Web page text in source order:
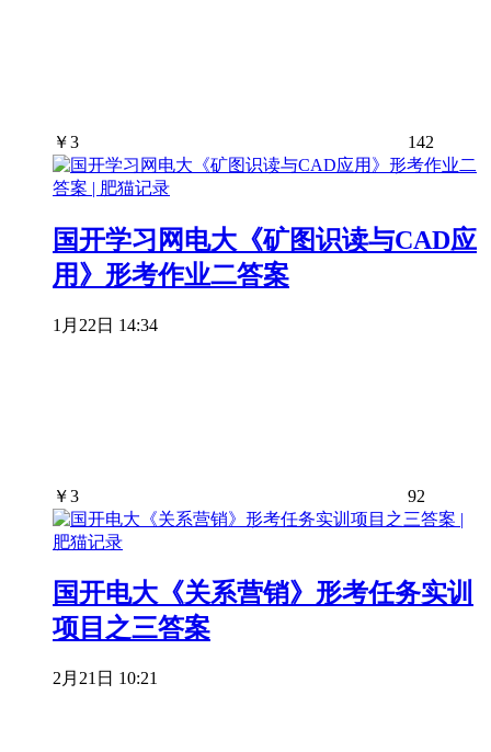
￥3 142
国开学习网电大《矿图识读与CAD应
用》形考作业二答案
1月22日 14:34
￥3 92
国开电大《关系营销》形考任务实训
项目之三答案
2月21日 10:21